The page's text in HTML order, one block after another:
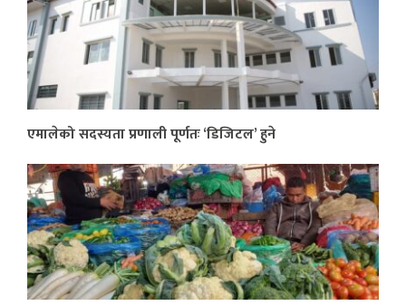
एमालेको सदस्यता प्रणाली पूर्णतः ‘डिजिटल’ हुने